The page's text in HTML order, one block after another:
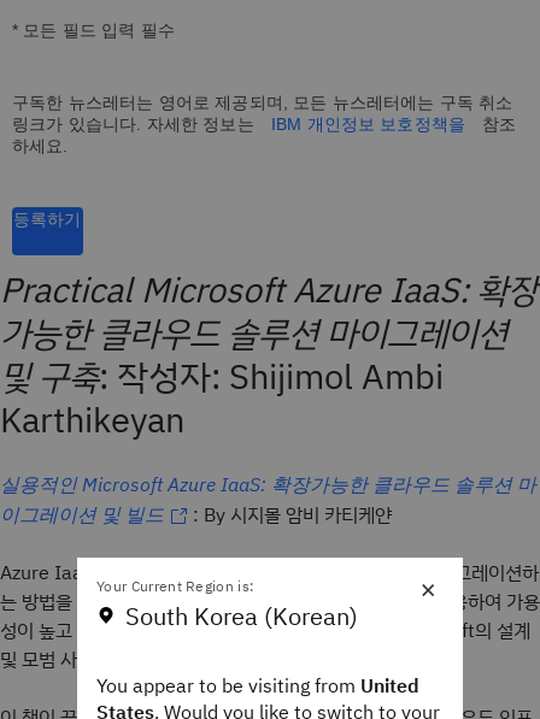
* 모든 필드 입력 필수
구독한 뉴스레터는 영어로 제공되며, 모든 뉴스레터에는 구독 취소
링크가 있습니다. 자세한 정보는
IBM 개인정보 보호정책을
참조
하세요.
등록하기
Practical Microsoft Azure IaaS: 확장
가능한 클라우드 솔루션 마이그레이션
및 구축: 작성자: Shijimol Ambi
Karthikeyan
실용적인 Microsoft Azure IaaS: 확장가능한 클라우드 솔루션 마
이그레이션 및 빌드
: By 시지몰 암비 카티케얀
Azure IaaS를 도입하고 온프레미스 인프라를 Azure로 마이그레이션하
는 방법을 알아보세요. 이 책은 Microsoft Azure IaaS를 사용하여 가용
성이 높고 확장 가능한 솔루션 스택을 구축하기 위한 Microsoft의 설계
및 모범 사례 지침에 따라 솔루션을 제공합니다.
×
Your Current Region is:
South Korea (Korean)
You appear to be visiting from United
States. Would you like to switch to your